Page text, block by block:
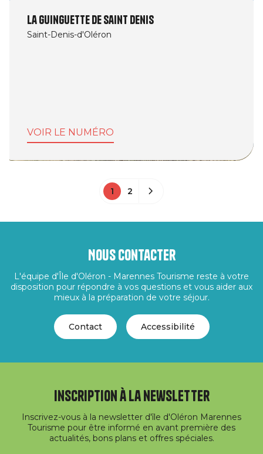
la Guinguette de Saint Denis
Saint-Denis-d'Oléron
VOIR LE NUMÉRO
1 2
Nous contacter
L'équipe d'Île d'Oléron - Marennes Tourisme reste à votre
disposition pour répondre à vos questions et vous aider aux
mieux à la préparation de votre séjour.
Contact Accessibilité
Inscription à la newsletter
Inscrivez-vous à la newsletter d'île d'Oléron Marennes
Tourisme pour être informé en avant première des
actualités, bons plans et offres spéciales.